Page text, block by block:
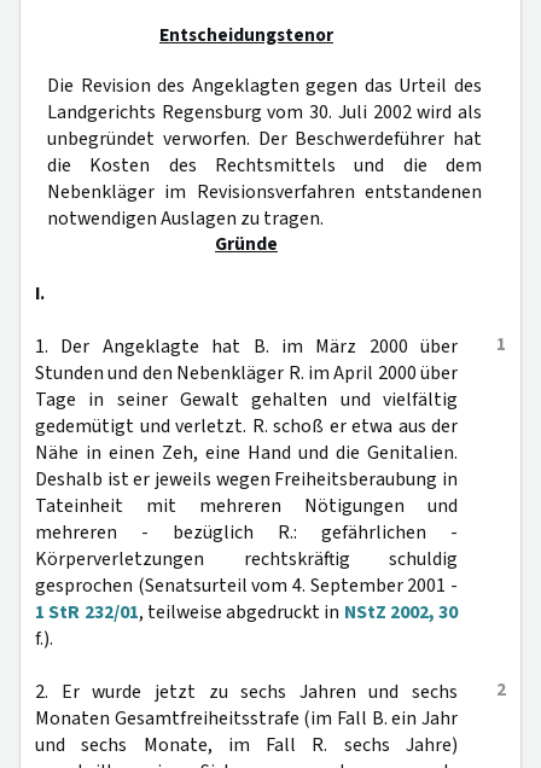
Entscheidungstenor
Die Revision des Angeklagten gegen das Urteil des
Landgerichts Regensburg vom 30. Juli 2002 wird als
unbegründet verworfen. Der Beschwerdeführer hat
die Kosten des Rechtsmittels und die dem
Nebenkläger im Revisionsverfahren entstandenen
notwendigen Auslagen zu tragen.
Gründe
I.
1
1. Der Angeklagte hat B. im März 2000 über
Stunden und den Nebenkläger R. im April 2000 über
Tage in seiner Gewalt gehalten und vielfältig
gedemütigt und verletzt. R. schoß er etwa aus der
Nähe in einen Zeh, eine Hand und die Genitalien.
Deshalb ist er jeweils wegen Freiheitsberaubung in
Tateinheit mit mehreren Nötigungen und
mehreren - bezüglich R.: gefährlichen -
Körperverletzungen rechtskräftig schuldig
gesprochen (Senatsurteil vom 4. September 2001 -
1 StR 232/01, teilweise abgedruckt in NStZ 2002, 30
f.).
2
2. Er wurde jetzt zu sechs Jahren und sechs
Monaten Gesamtfreiheitsstrafe (im Fall B. ein Jahr
und sechs Monate, im Fall R. sechs Jahre)